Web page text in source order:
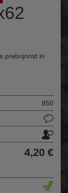
prebojnost in
850
4,20 €